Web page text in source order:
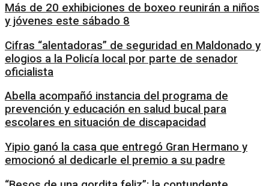
Más de 20 exhibiciones de boxeo reunirán a niños
y jóvenes este sábado 8
Cifras “alentadoras” de seguridad en Maldonado y
elogios a la Policía local por parte de senador
oficialista
Abella acompañó instancia del programa de
prevención y educación en salud bucal para
escolares en situación de discapacidad
Yipio ganó la casa que entregó Gran Hermano y
emocionó al dedicarle el premio a su padre